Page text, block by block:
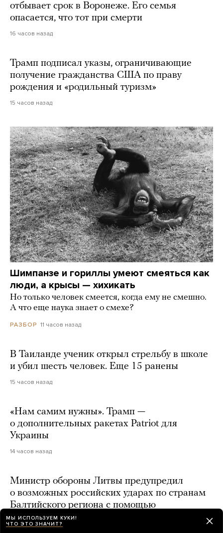
отбывает срок в Воронеже. Его семья
опасается, что тот при смерти
16 часов назад
Трамп подписал указы, ограничивающие
получение гражданства США по праву
рождения и «родильный туризм»
15 часов назад
Шимпанзе и гориллы умеют смеяться как
люди, а крысы — хихикать
Но только человек смеется, когда ему не смешно.
А что еще наука знает о смехе?
РАЗБОР 11 часов назад
В Таиланде ученик открыл стрельбу в школе
и убил шесть человек. Еще 15 ранены
15 часов назад
«Нам самим нужны». Трамп —
о дополнительных ракетах Patriot для
Украины
14 часов назад
Министр обороны Литвы предупредил
о возможных российских ударах по странам
Балтийского региона с помощью
захваченных украинских дронов
МЫ ИСПОЛЬЗУЕМ КУКИ!
ЧТО ЭТО ЗНАЧИТ?